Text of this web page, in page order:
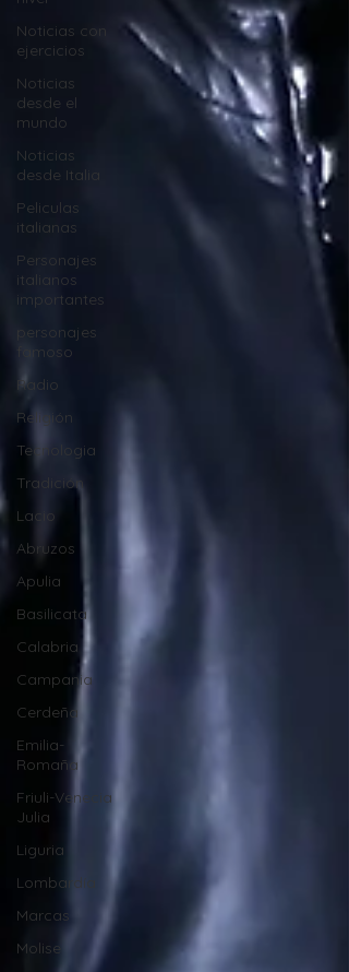
Noticias con
ejercicios
Noticias
desde el
mundo
Noticias
desde Italia
Peliculas
italianas
Personajes
italianos
importantes
personajes
famoso
Radio
Religión
Tecnologia
Tradición
Lacio
Abruzos
Apulia
Basilicata
Calabria
Campania
Cerdeña
Emilia-
Romaña
Friuli-Venecia
Julia
Liguria
Lombardía
Marcas
Molise